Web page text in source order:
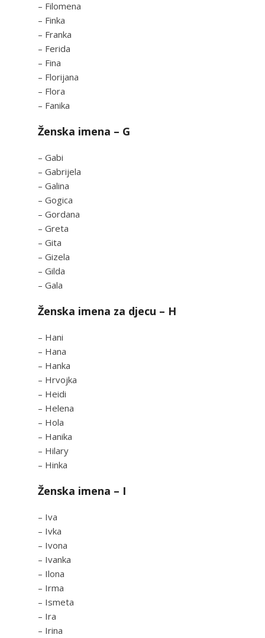
– Filomena
– Finka
– Franka
– Ferida
– Fina
– Florijana
– Flora
– Fanika
Ženska imena – G
– Gabi
– Gabrijela
– Galina
– Gogica
– Gordana
– Greta
– Gita
– Gizela
– Gilda
– Gala
Ženska imena za djecu – H
– Hani
– Hana
– Hanka
– Hrvojka
– Heidi
– Helena
– Hola
– Hanika
– Hilary
– Hinka
Ženska imena – I
– Iva
– Ivka
– Ivona
– Ivanka
– Ilona
– Irma
– Ismeta
– Ira
– Irina